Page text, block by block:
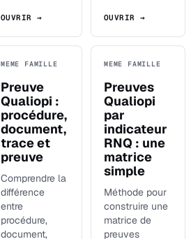
OUVRIR → OUVRIR →
MEME FAMILLE
Preuve
Qualiopi :
procédure,
document,
trace et
preuve
Comprendre la
différence
entre
procédure,
document,
MEME FAMILLE
Preuves
Qualiopi
par
indicateur
RNQ : une
matrice
simple
Méthode pour
construire une
matrice de
preuves